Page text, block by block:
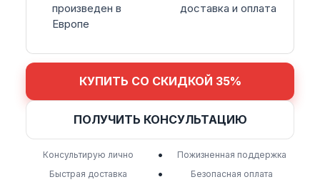
произведен в
Европе
доставка и оплата
КУПИТЬ СО СКИДКОЙ 35%
ПОЛУЧИТЬ КОНСУЛЬТАЦИЮ
Консультирую лично •
Пожизненная поддержка
Быстрая доставка
• Безопасная оплата